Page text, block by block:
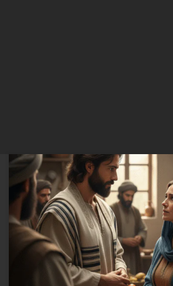
O texto em questão é encontrado na tradução
Atualizada, diz: Vamos analisar João 2:4 a
hermenêutica (a ciência da interpretação) e da
crítica e detalhada do texto original). João 2:4
Jesus: “Mulher, que tenho eu contigo? Ainda